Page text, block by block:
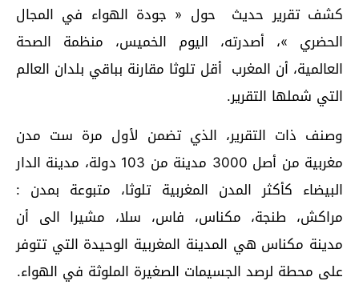
كشف تقرير حديث حول « جودة الهواء في المجال
الحضري »، أصدرته، اليوم الخميس، منظمة الصحة
العالمية، أن المغرب أقل تلوثا مقارنة بباقي بلدان العالم
التي شملها التقرير.
وصنف ذات التقرير، الذي تضمن لأول مرة ست مدن
مغربية من أصل 3000 مدينة من 103 دولة، مدينة الدار
البيضاء كأكثر المدن المغربية تلوثا، متبوعة بمدن :
مراكش، طنجة، مكناس، فاس، سلا، مشيرا الى أن
مدينة مكناس هي المدينة المغربية الوحيدة التي تتوفر
على محطة لرصد الجسيمات الصغيرة الملوثة في الهواء.